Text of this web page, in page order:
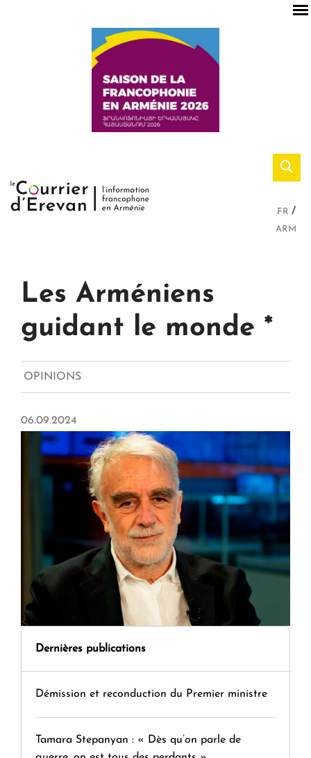
FR
ARM
Les Arméniens
guidant le monde *
OPINIONS
06.09.2024
Dernières publications
Démission et reconduction du Premier ministre
Tamara Stepanyan : « Dès qu’on parle de